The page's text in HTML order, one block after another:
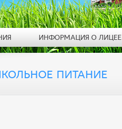
ПИТАНИЕ
ИНФОРМАЦИЯ О ЛИЦЕЕ